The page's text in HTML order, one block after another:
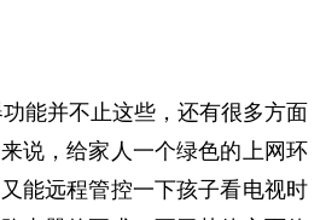
能并不止这些，还有很多方面
说，给家人一个绿色的上网环
能远程管控一下孩子看电视时